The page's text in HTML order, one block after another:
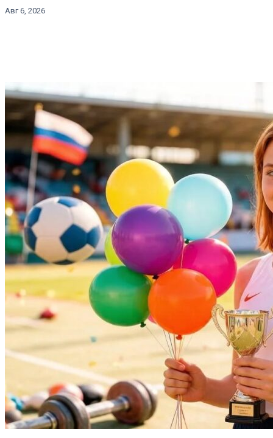
Авг 6, 2026